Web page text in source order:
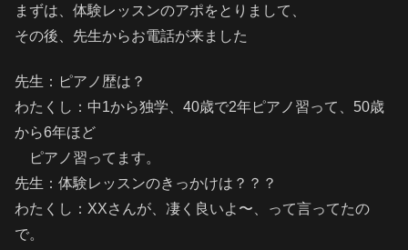
まずは、体験レッスンのアポをとりまして、
その後、先生からお電話が来ました
先生：ピアノ歴は？
わたくし：中1から独学、40歳で2年ピアノ習って、50歳
から6年ほど
ピアノ習ってます。
先生：体験レッスンのきっかけは？？？
わたくし：XXさんが、凄く良いよ〜、って言ってたの
で。